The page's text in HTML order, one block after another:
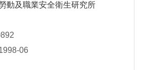
動及職業安全衛生研究所
06